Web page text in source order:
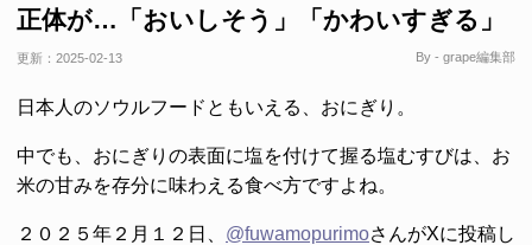
正体が…「おいしそう」「かわいすぎる」
更新： 2025-02-13 By - grape編集部
日本人のソウルフードともいえる、おにぎり。
中でも、おにぎりの表面に塩を付けて握る塩むすびは、お
米の甘みを存分に味わえる食べ方ですよね。
２０２５年２月１２日、 @fuwamopurimoさんがXに投稿し